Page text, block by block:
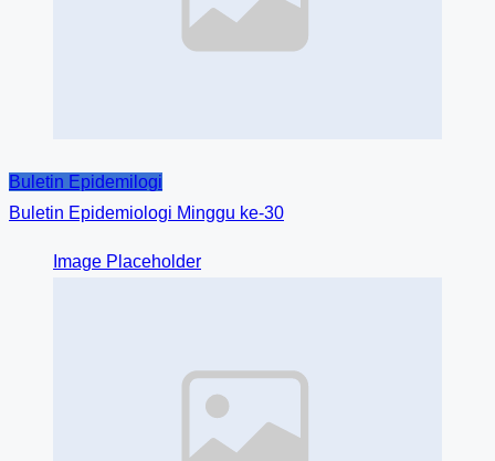
Buletin Epidemilogi
Buletin Epidemiologi Minggu ke-30
Image Placeholder